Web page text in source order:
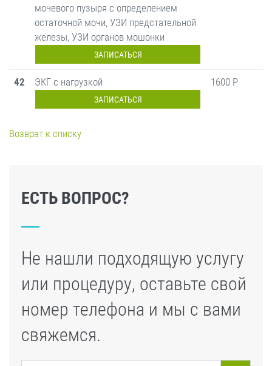
мочевого пузыря с определением
остаточной мочи, УЗИ предстательной
железы, УЗИ органов мошонки
ЗАПИСАТЬСЯ
42 ЭКГ с нагрузкой
ЗАПИСАТЬСЯ
1600 Р
Возврат к списку
ЕСТЬ ВОПРОС?
Не нашли подходящую услугу
или процедуру, оставьте свой
номер телефона и мы с вами
свяжемся.